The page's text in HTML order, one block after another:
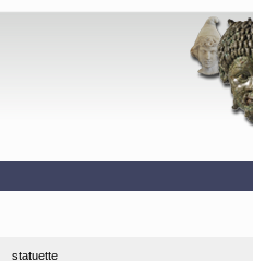
statuette